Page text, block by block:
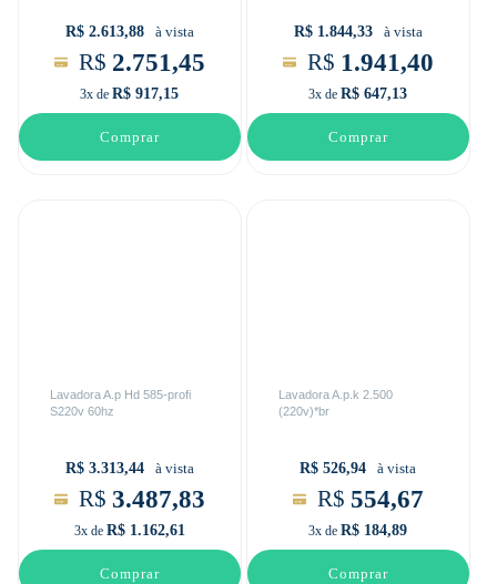
R$ 2.613,88 à vista
R$ 2.751,45
3x de R$ 917,15
Comprar
R$ 1.844,33 à vista
R$ 1.941,40
3x de R$ 647,13
Comprar
Lavadora A.p Hd 585-profi
S220v 60hz
R$ 3.313,44 à vista
R$ 3.487,83
3x de R$ 1.162,61
Comprar
Lavadora A.p.k 2.500
(220v)*br
R$ 526,94 à vista
R$ 554,67
3x de R$ 184,89
Comprar